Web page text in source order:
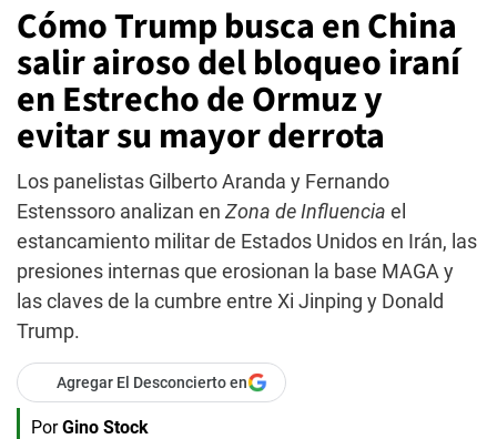
Cómo Trump busca en China
salir airoso del bloqueo iraní
en Estrecho de Ormuz y
evitar su mayor derrota
Los panelistas Gilberto Aranda y Fernando
Estenssoro analizan en Zona de Influencia el
estancamiento militar de Estados Unidos en Irán, las
presiones internas que erosionan la base MAGA y
las claves de la cumbre entre Xi Jinping y Donald
Trump.
Agregar El Desconcierto en
Por Gino Stock